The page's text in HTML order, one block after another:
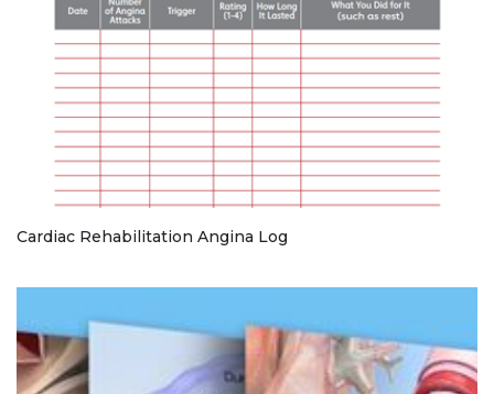
Cardiac Rehabilitation Angina Log